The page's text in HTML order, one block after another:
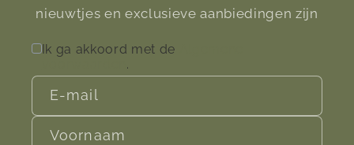
nieuwtjes en exclusieve aanbiedingen zijn
Ik ga akkoord met de
.
E‑mail
Voornaam